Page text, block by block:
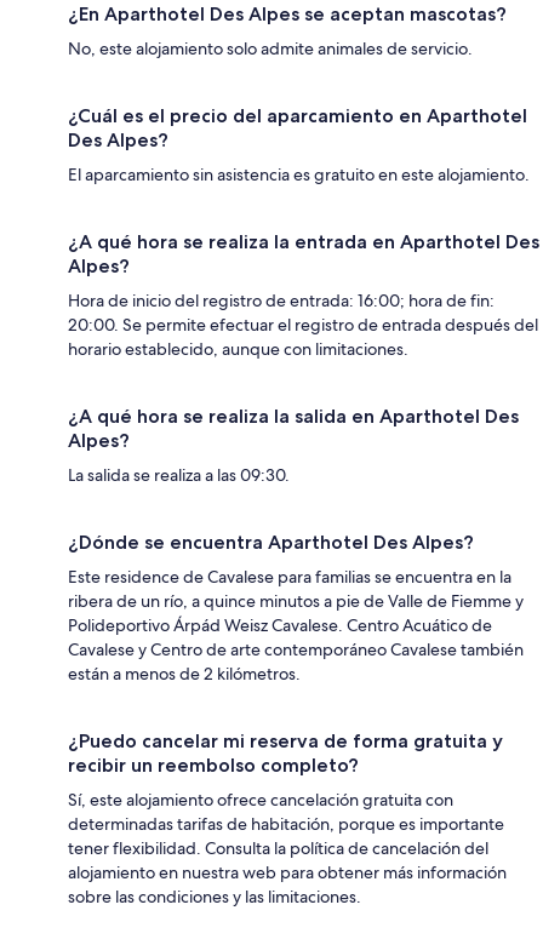
¿En Aparthotel Des Alpes se aceptan mascotas?
No, este alojamiento solo admite animales de servicio.
¿Cuál es el precio del aparcamiento en Aparthotel
Des Alpes?
El aparcamiento sin asistencia es gratuito en este alojamiento.
¿A qué hora se realiza la entrada en Aparthotel Des
Alpes?
Hora de inicio del registro de entrada: 16:00; hora de fin:
20:00. Se permite efectuar el registro de entrada después del
horario establecido, aunque con limitaciones.
¿A qué hora se realiza la salida en Aparthotel Des
Alpes?
La salida se realiza a las 09:30.
¿Dónde se encuentra Aparthotel Des Alpes?
Este residence de Cavalese para familias se encuentra en la
ribera de un río, a quince minutos a pie de Valle de Fiemme y
Polideportivo Árpád Weisz Cavalese. Centro Acuático de
Cavalese y Centro de arte contemporáneo Cavalese también
están a menos de 2 kilómetros.
¿Puedo cancelar mi reserva de forma gratuita y
recibir un reembolso completo?
Sí, este alojamiento ofrece cancelación gratuita con
determinadas tarifas de habitación, porque es importante
tener flexibilidad. Consulta la política de cancelación del
alojamiento en nuestra web para obtener más información
sobre las condiciones y las limitaciones.